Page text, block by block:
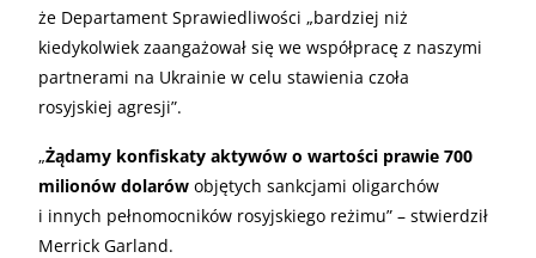
że Departament Sprawiedliwości „bardziej niż
kiedykolwiek zaangażował się we współpracę z naszymi
partnerami na Ukrainie w celu stawienia czoła
rosyjskiej agresji”.
„Żądamy konfiskaty aktywów o wartości prawie 700
milionów dolarów objętych sankcjami oligarchów
i innych pełnomocników rosyjskiego reżimu” – stwierdził
Merrick Garland.